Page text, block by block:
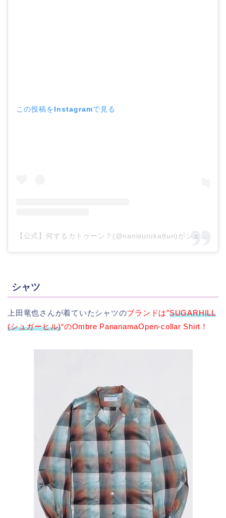
この投稿をInstagramで見る
【公式】何するカトゥーン？(@nanisurukattun)がシェアした投稿
シャツ
上田竜也さんが着ていたシャツのブランドは”SUGARHILL
(シュガーヒル)“のOmbre PananamaOpen-collar Shirt！